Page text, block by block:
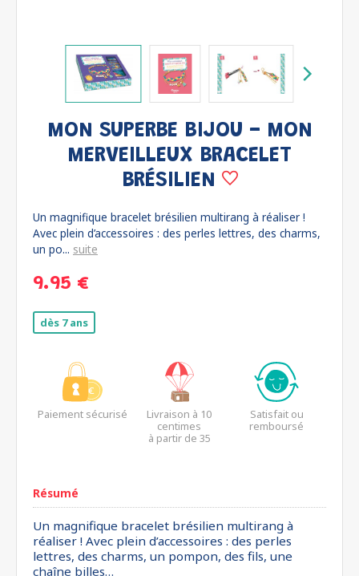
MON SUPERBE BIJOU - MON
MERVEILLEUX BRACELET
BRÉSILIEN
Un magnifique bracelet brésilien multirang à réaliser !
Avec plein d’accessoires : des perles lettres, des charms,
un po... suite
9.95 €
dès 7 ans
Paiement sécurisé
Livraison à 10
centimes
à partir de 35
Satisfait ou
remboursé
Résumé
Un magnifique bracelet brésilien multirang à
réaliser ! Avec plein d’accessoires : des perles
lettres, des charms, un pompon, des fils, une
chaîne billes…